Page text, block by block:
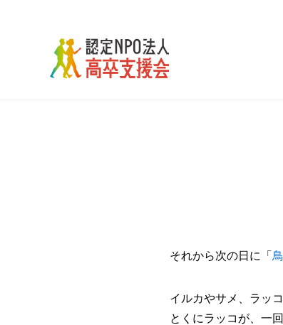
それから次の日に「
イルカやサメ、ラッ
とくにラッコが、一